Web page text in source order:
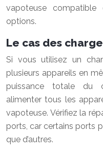
vapoteuse
options.
Le cas des
Si vous utilisez un
plusieurs appareils en
puissance totale du
alimenter tous les
vapoteuse. Vérifiez la
ports, car certains ports
que d’autres.